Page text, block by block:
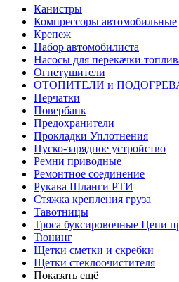
Канистры
Компрессоры автомобильные
Крепеж
Набор автомобилиста
Насосы для перекачки
Огнетушители
ОТОПИТЕЛИ и
Перчатки
Повербанк
Предохранители
Прокладки Уплотнения
Пуско-зарядное устройство
Ремни приводные
Ремонтное соединение
Рукава Шланги РТИ
Стяжка крепления груза
Тавотницы
Троса буксировочные Цепи
Тюнинг
Щетки сметки и скребки
Щетки стеклоочистителя
Показать ещё